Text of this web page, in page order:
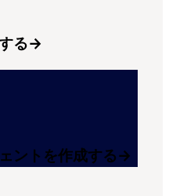
る→
ントを作成する→